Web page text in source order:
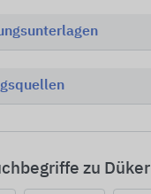
zu Düker